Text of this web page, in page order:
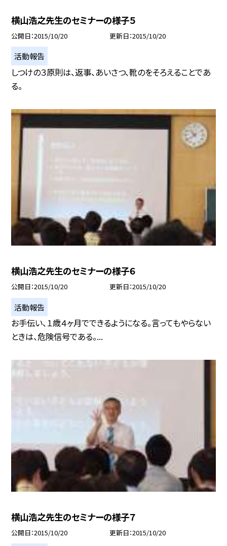
横山浩之先生のセミナーの様子５
公開日 2015/10/20 更新日 2015/10/20
活動報告
しつけの３原則は、返事、あいさつ、靴のをそろえることであ
る。
横山浩之先生のセミナーの様子６
公開日 2015/10/20 更新日 2015/10/20
活動報告
お手伝い、１歳４ヶ月でできるようになる。言ってもやらない
ときは、危険信号である。...
横山浩之先生のセミナーの様子７
公開日 2015/10/20 更新日 2015/10/20